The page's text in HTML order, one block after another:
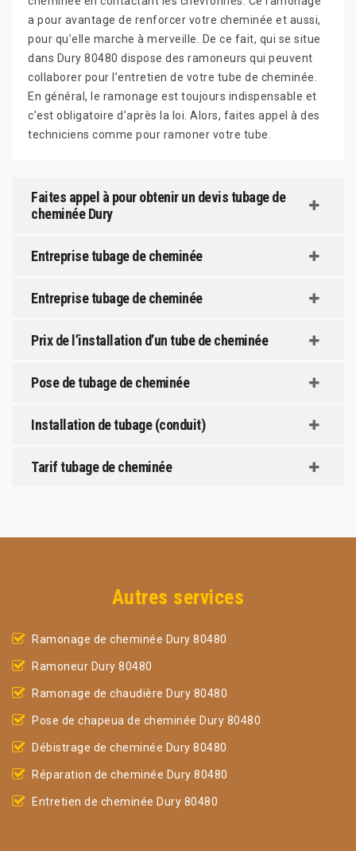
a pour avantage de renforcer votre cheminée et aussi,
pour qu’elle marche à merveille. De ce fait, qui se situe
dans Dury 80480 dispose des ramoneurs qui peuvent
collaborer pour l’entretien de votre tube de cheminée.
En général, le ramonage est toujours indispensable et
c’est obligatoire d’après la loi. Alors, faites appel à des
techniciens comme pour ramoner votre tube.
Faites appel à pour obtenir un devis tubage de
cheminée Dury
Entreprise tubage de cheminée
Entreprise tubage de cheminée
Prix de l’installation d’un tube de cheminée
Pose de tubage de cheminée
Installation de tubage (conduit)
Tarif tubage de cheminée
Autres services
Ramonage de cheminée Dury 80480
Ramoneur Dury 80480
Ramonage de chaudière Dury 80480
Pose de chapeua de cheminée Dury 80480
Débistrage de cheminée Dury 80480
Réparation de cheminée Dury 80480
Entretien de cheminée Dury 80480